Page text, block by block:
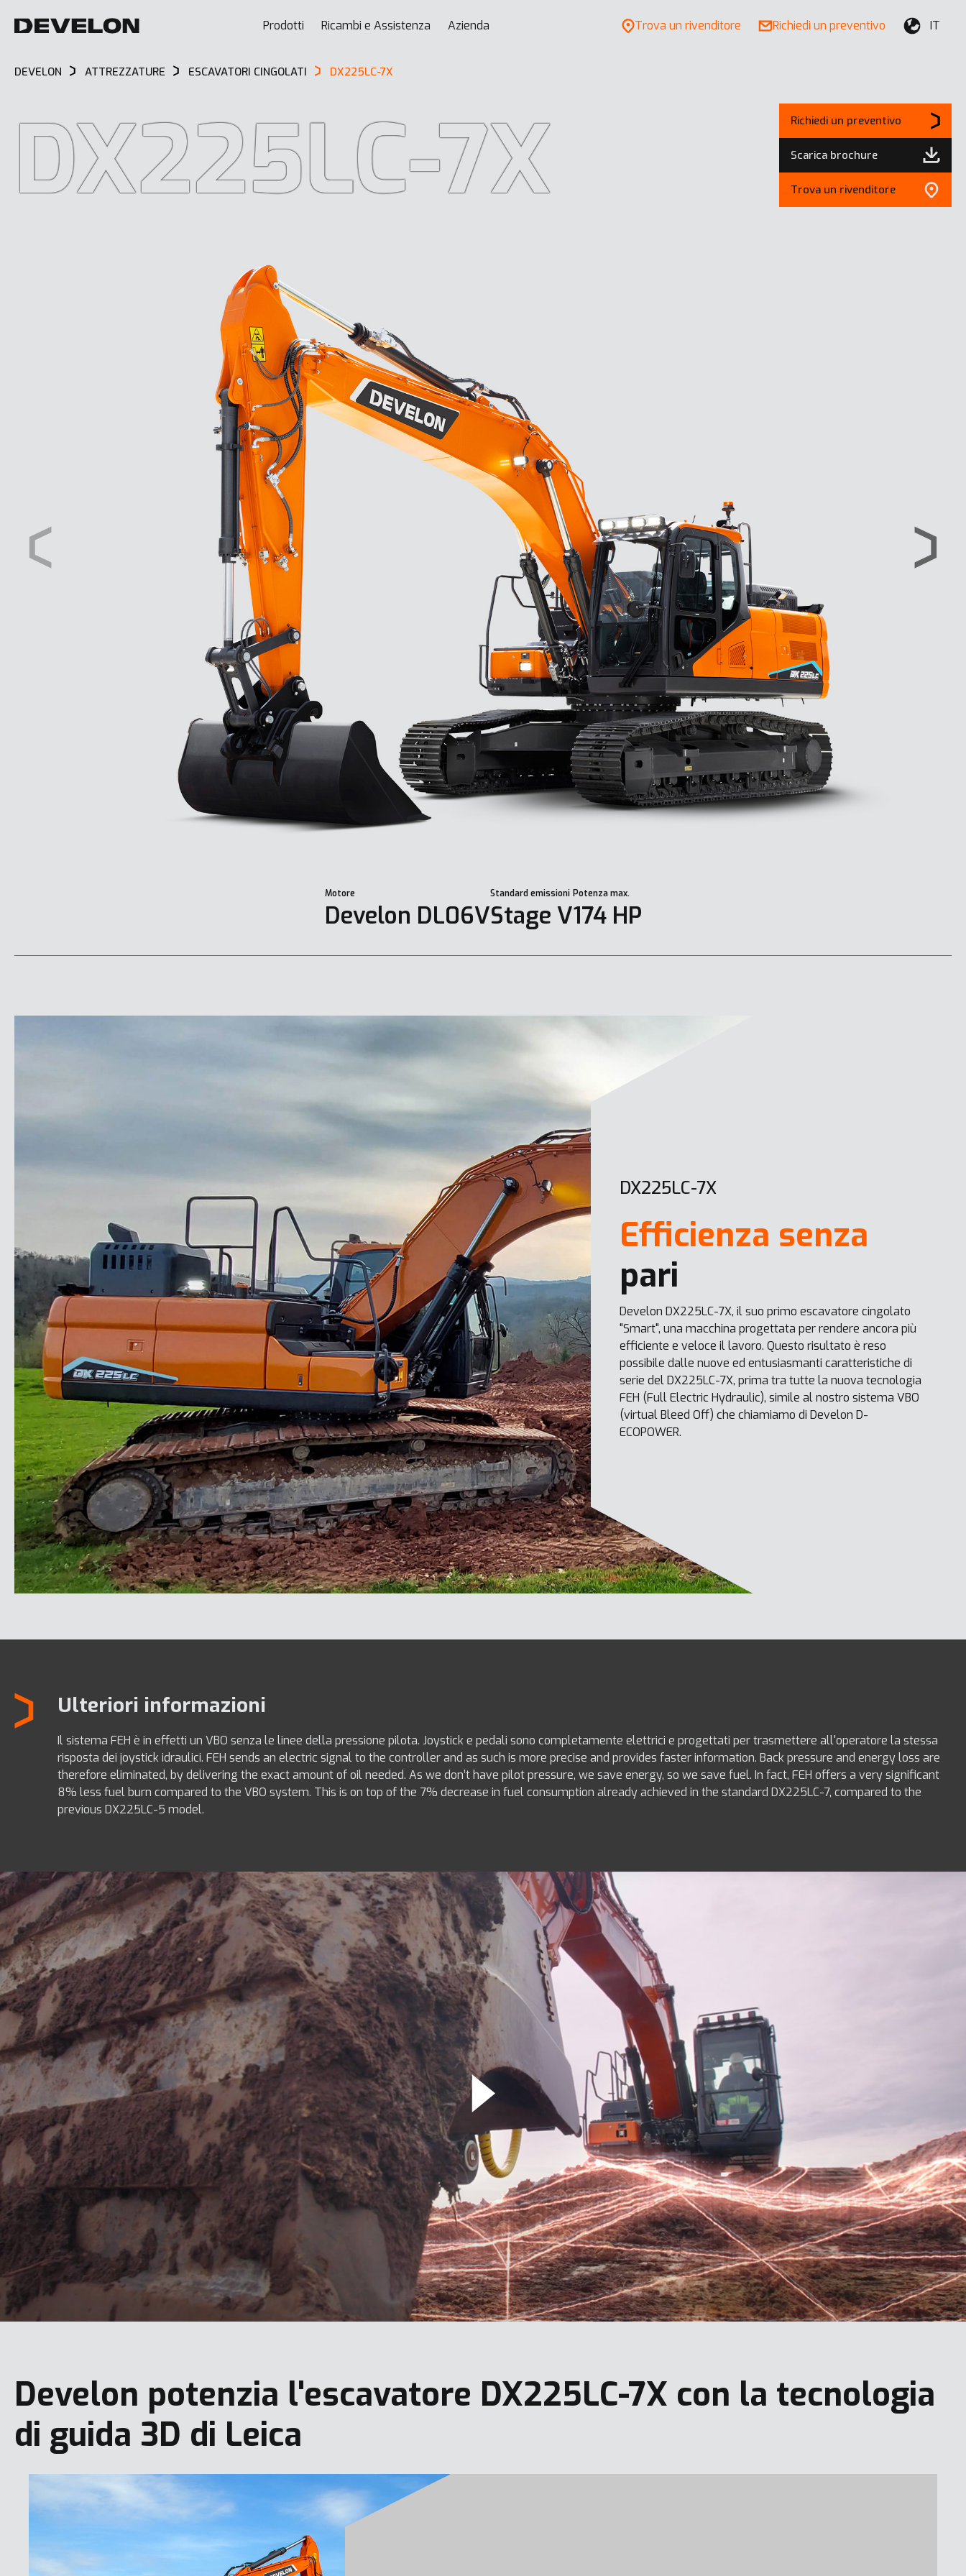
Prodotti Ricambi e Assistenza Azienda Trova un rivenditore Richiedi un preventivo IT
DEVELON ATTREZZATURE ESCAVATORI CINGOLATI DX225LC-7X
DX225LC-7X
Motore
Develon DL06V
Standard emissioni
Stage V
Potenza max.
174 HP
Richiedi un preventivo
Scarica brochure
Trova un rivenditore
DX225LC-7X
Efficienza senza
pari
Develon DX225LC-7X, il suo primo escavatore cingolato
"Smart", una macchina progettata per rendere ancora più
efficiente e veloce il lavoro. Questo risultato è reso
possibile dalle nuove ed entusiasmanti caratteristiche di
serie del DX225LC-7X, prima tra tutte la nuova tecnologia
FEH (Full Electric Hydraulic), simile al nostro sistema VBO
(virtual Bleed Off) che chiamiamo di Develon D-
ECOPOWER.
Ulteriori informazioni
Il sistema FEH è in effetti un VBO senza le linee della pressione pilota. Joystick e pedali sono completamente elettrici e progettati per trasmettere all'operatore la stessa
risposta dei joystick idraulici. FEH sends an electric signal to the controller and as such is more precise and provides faster information. Back pressure and energy loss are
therefore eliminated, by delivering the exact amount of oil needed. As we don’t have pilot pressure, we save energy, so we save fuel. In fact, FEH offers a very significant
8% less fuel burn compared to the VBO system. This is on top of the 7% decrease in fuel consumption already achieved in the standard DX225LC-7, compared to the
previous DX225LC-5 model.
Develon potenzia l'escavatore DX225LC-7X con la tecnologia
di guida 3D di Leica